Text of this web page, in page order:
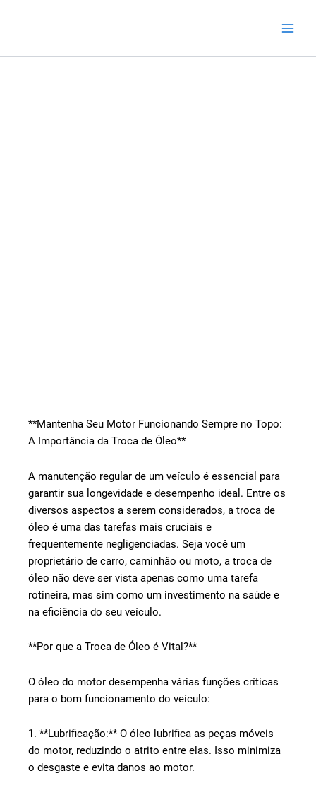
conteúdo
**Mantenha Seu Motor Funcionando Sempre no Topo:
A Importância da Troca de Óleo**
A manutenção regular de um veículo é essencial para
garantir sua longevidade e desempenho ideal. Entre os
diversos aspectos a serem considerados, a troca de
óleo é uma das tarefas mais cruciais e
frequentemente negligenciadas. Seja você um
proprietário de carro, caminhão ou moto, a troca de
óleo não deve ser vista apenas como uma tarefa
rotineira, mas sim como um investimento na saúde e
na eficiência do seu veículo.
**Por que a Troca de Óleo é Vital?**
O óleo do motor desempenha várias funções críticas
para o bom funcionamento do veículo:
1. **Lubrificação:** O óleo lubrifica as peças móveis
do motor, reduzindo o atrito entre elas. Isso minimiza
o desgaste e evita danos ao motor.